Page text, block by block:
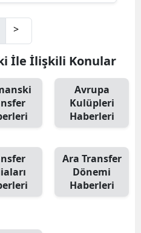
>
İle İlişkili Konular
Avrupa
Kulüpleri
Haberleri
Ara Transfer
Dönemi
Haberleri